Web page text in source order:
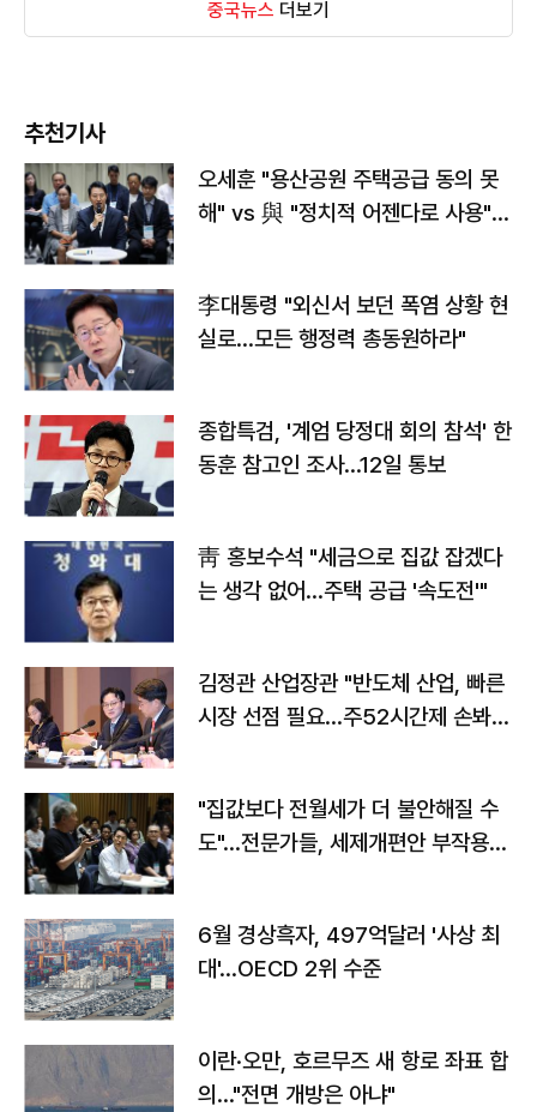
중국뉴스 더보기
추천기사
오세훈 "용산공원 주택공급 동의 못
해" vs 與 "정치적 어젠다로 사용"
李대통령 "외신서 보던 폭염 상황 현
실로…모든 행정력 총동원하라"
종합특검, '계엄 당정대 회의 참석' 한
동훈 참고인 조사...12일 통보
靑 홍보수석 "세금으로 집값 잡겠다
는 생각 없어…주택 공급 '속도전'"
김정관 산업장관 "반도체 산업, 빠른
시장 선점 필요…주52시간제 손봐
"집값보다 전월세가 더 불안해질 수
도"…전문가들, 세제개편안 부작용
6월 경상흑자, 497억달러 '사상 최
대'…OECD 2위 수준
이란·오만, 호르무즈 새 항로 좌표 합
의…"전면 개방은 아냐"